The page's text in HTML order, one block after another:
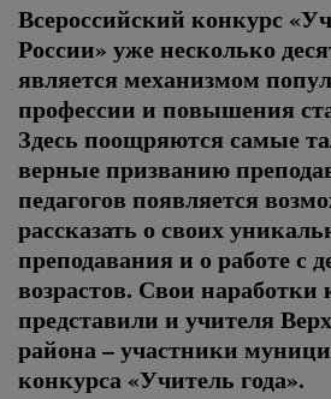
Всероссийский конкурс
России» уже несколько
является механизмом
профессии и повышения
Здесь поощряются самые
верные призванию
педагогов появляется
рассказать о своих
преподавания и о работе с
возрастов. Свои наработки
представили и учителя
района – участники
конкурса «Учитель года».